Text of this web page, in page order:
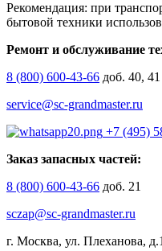
Рекомендация: при
бытовой техники
Ремонт и обслуживание
8 (800) 600-43-66 доб. 40, 41
service@sc-grandmaster.ru
+7 (495)
Заказ запасных частей:
8 (800) 600-43-66 доб. 21
sczap@sc-grandmaster.ru
г. Москва, ул. Плеханова,